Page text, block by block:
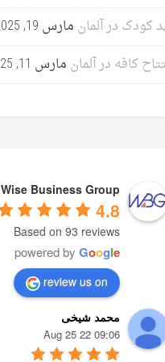
کودک در آلمان مارس 19, 2025
کافه در آلمان مارس 11, 2025
Wise Business Group
4.8
Based on 93 reviews
powered by Google
review us on
محمد شیخی
09:06 22 Aug 25